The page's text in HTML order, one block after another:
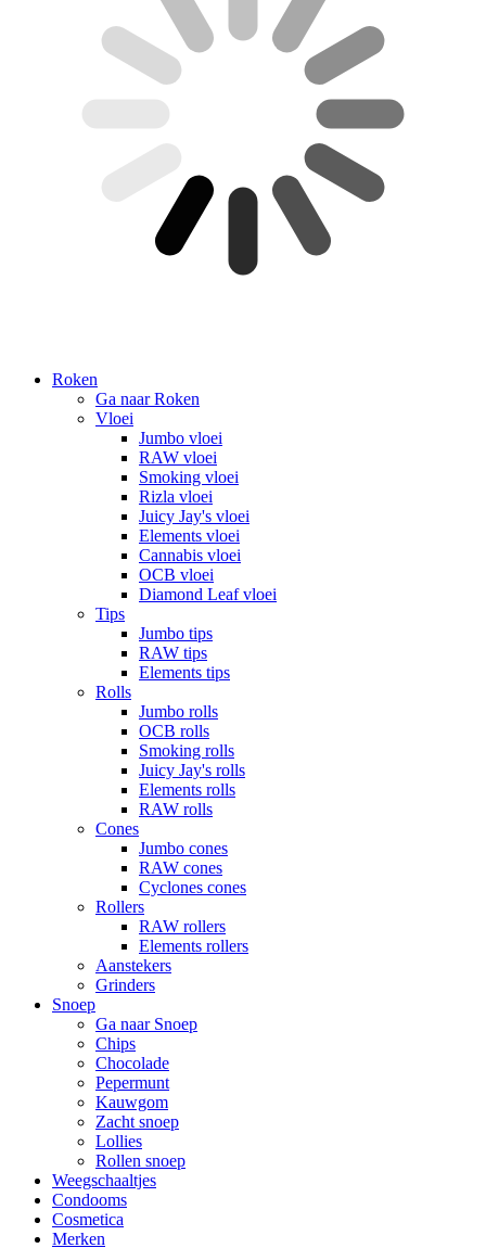
Roken
Ga naar Roken
Vloei
Jumbo vloei
RAW vloei
Smoking vloei
Rizla vloei
Juicy Jay's vloei
Elements vloei
Cannabis vloei
OCB vloei
Diamond Leaf vloei
Tips
Jumbo tips
RAW tips
Elements tips
Rolls
Jumbo rolls
OCB rolls
Smoking rolls
Juicy Jay's rolls
Elements rolls
RAW rolls
Cones
Jumbo cones
RAW cones
Cyclones cones
Rollers
RAW rollers
Elements rollers
Aanstekers
Grinders
Snoep
Ga naar Snoep
Chips
Chocolade
Pepermunt
Kauwgom
Zacht snoep
Lollies
Rollen snoep
Weegschaaltjes
Condooms
Cosmetica
Merken